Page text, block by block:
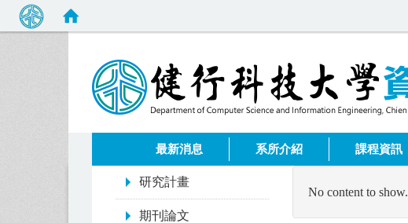
最新消息 系所介紹 課程資訊
研究計畫
期刊論文
No content to show.